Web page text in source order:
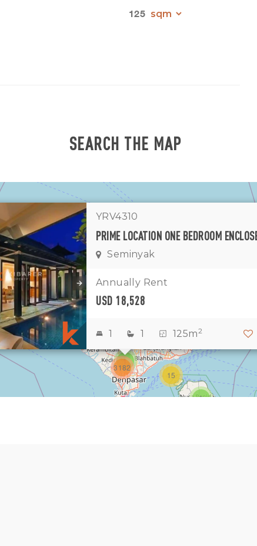
125
SEARCH THE MAP
1
1
3
15
3182
YRV4310
Seminyak
Annually Rent
USD 18,528
1 1 125m2